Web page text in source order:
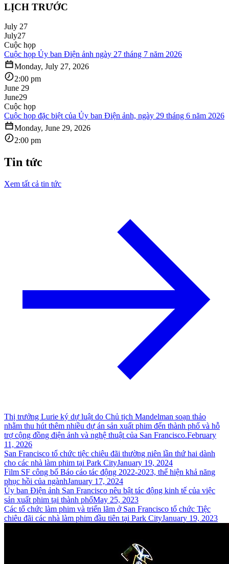
LỊCH TRƯỚC
July 27
July27
Cuộc họp
Cuộc họp Ủy ban Điện ảnh ngày 27 tháng 7 năm 2026
Monday, July 27, 2026
2:00 pm
June 29
June29
Cuộc họp
Cuộc họp đặc biệt của Ủy ban Điện ảnh, ngày 29 tháng 6 năm 2026
Monday, June 29, 2026
2:00 pm
Tin tức
Xem tất cả tin tức
Thị trưởng Lurie ký dự luật do Chủ tịch Mandelman soạn thảo
nhằm thu hút thêm nhiều dự án sản xuất phim đến thành phố và hỗ
trợ cộng đồng điện ảnh và nghệ thuật của San Francisco.February
11, 2026
San Francisco tổ chức tiệc chiêu đãi thường niên lần thứ hai dành
cho các nhà làm phim tại Park CityJanuary 19, 2024
Film SF công bố Báo cáo tác động 2022-2023, thể hiện khả năng
phục hồi của ngànhJanuary 17, 2024
Ủy ban Điện ảnh San Francisco nêu bật tác động kinh tế của việc
sản xuất phim tại thành phốMay 25, 2023
Các tổ chức làm phim và triển lãm ở San Francisco tổ chức Tiệc
chiêu đãi các nhà làm phim đầu tiên tại Park CityJanuary 19, 2023